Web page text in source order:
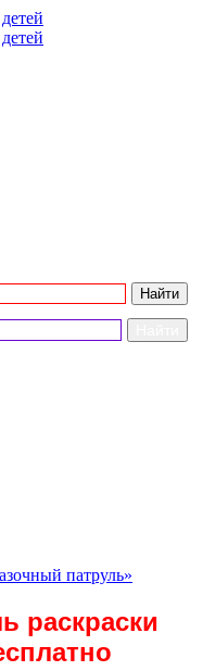
патруль»
раскраски